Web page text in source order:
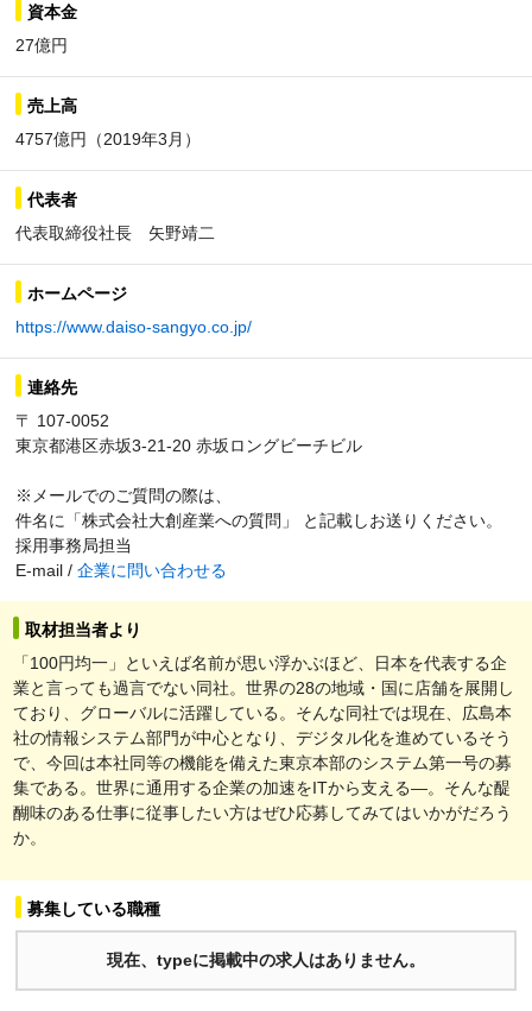
資本金
27億円
売上高
4757億円（2019年3月）
代表者
代表取締役社長 矢野靖二
ホームページ
https://www.daiso-sangyo.co.jp/
連絡先
〒 107-0052
東京都港区赤坂3-21-20 赤坂ロングビーチビル
※メールでのご質問の際は、
件名に「株式会社大創産業への質問」 と記載しお送りください。
採用事務局担当
E-mail / 企業に問い合わせる
取材担当者より
「100円均一」といえば名前が思い浮かぶほど、日本を代表する企
業と言っても過言でない同社。世界の28の地域・国に店舗を展開し
ており、グローバルに活躍している。そんな同社では現在、広島本
社の情報システム部門が中心となり、デジタル化を進めているそう
で、今回は本社同等の機能を備えた東京本部のシステム第一号の募
集である。世界に通用する企業の加速をITから支える―。そんな醍
醐味のある仕事に従事したい方はぜひ応募してみてはいかがだろう
か。
募集している職種
現在、typeに掲載中の求人はありません。